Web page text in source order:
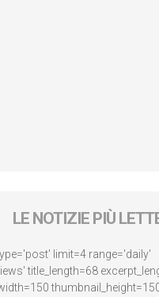
LE NOTIZIE PIÙ
limit=4 range='daily'
title_length=68